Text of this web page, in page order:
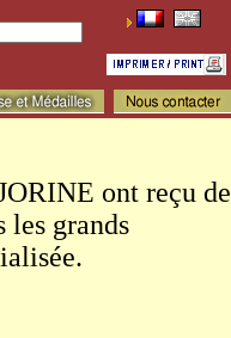
ont reçu de
les grands